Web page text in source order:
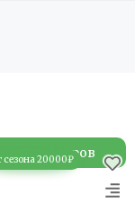
товаров